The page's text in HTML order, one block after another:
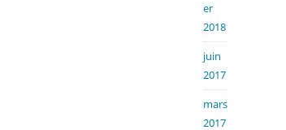
er
2018
juin
2017
mars
2017